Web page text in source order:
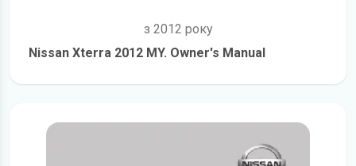
з 2012 року
Nissan Xterra 2012 MY. Owner's Manual